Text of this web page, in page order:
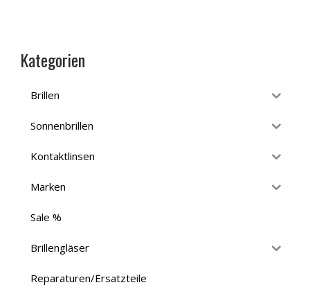
Kategorien
Brillen
Sonnenbrillen
Kontaktlinsen
Marken
Sale %
Brillengläser
Reparaturen/Ersatzteile